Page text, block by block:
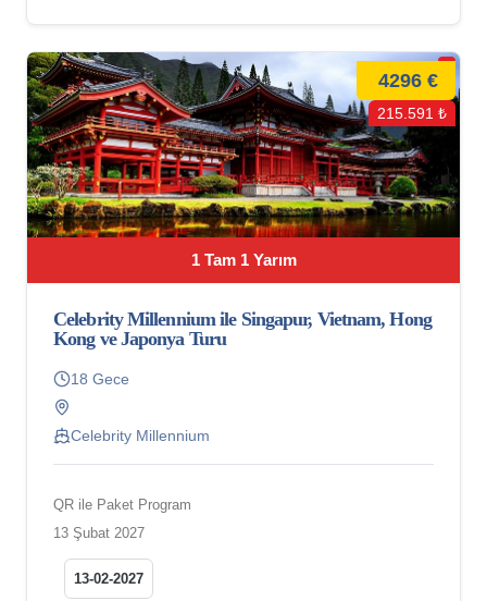
1 Tam 1 Yarım
4296 €
215.591 ₺
Celebrity Millennium ile Singapur, Vietnam, Hong
Kong ve Japonya Turu
18 Gece
Celebrity Millennium
QR ile Paket Program
13 Şubat 2027
13-02-2027